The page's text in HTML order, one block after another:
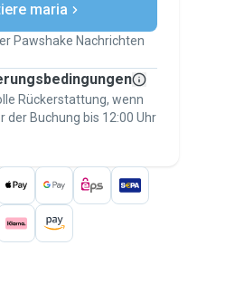
falls sich Deine
Buchungen
Pawshake – von der
zur Bezahlung –, um
Garantieabgesichert zu
sein
maria
Pawshake Nachrichten
Rückerstattung, wenn
der Buchung bis 12:00 Uhr